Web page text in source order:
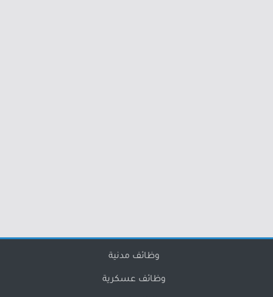
وظائف مدنية
وظائف عسكرية